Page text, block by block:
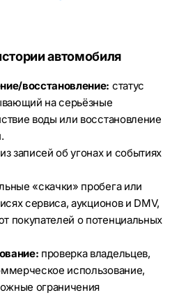
автомобиля
восстановление: статус
на серьёзные
воды или восстановление
записей об угонах и событиях
«скачки» пробега или
сервиса, аукционов и DMV,
покупателей о потенциальных
проверка владельцев,
использование,
ограничения